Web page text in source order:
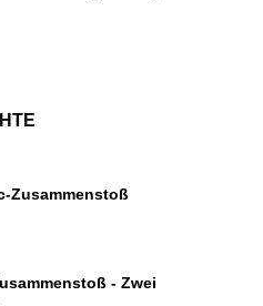
Zusammenstoß
- Zwei